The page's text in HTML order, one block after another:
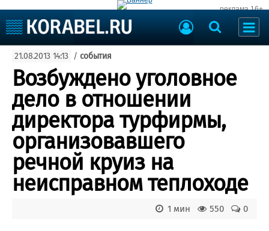
реклама 16+
Судоходство
Судоремонт
События
Пресс-релизы
Порты
Рыболовство
ВМФ
Образование
Яхты и катера
Еще
Судостроение
Пульс
Торговая площадка
Доска объявлений
Продажа флота
21.08.2013 14:13 / события
Возбуждено уголовное
дело в отношении
директора турфирмы,
организовавшего
речной круиз на
неисправном теплоходе
0
550
1 мин